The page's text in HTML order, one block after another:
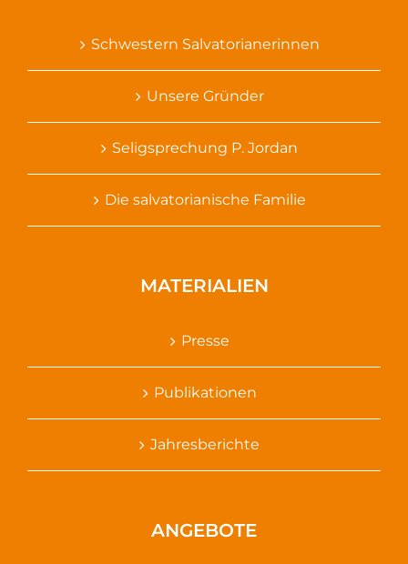
Schwestern Salvatorianerinnen
Unsere Gründer
Seligsprechung P. Jordan
Die salvatorianische Familie
MATERIALIEN
Presse
Publikationen
Jahresberichte
ANGEBOTE